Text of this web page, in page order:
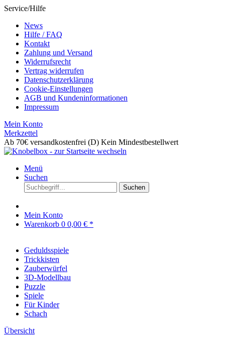
Service/Hilfe
News
Hilfe / FAQ
Kontakt
Zahlung und Versand
Widerrufsrecht
Vertrag widerrufen
Datenschutzerklärung
Cookie-Einstellungen
AGB und Kundeninformationen
Impressum
Mein Konto
Merkzettel
Ab 70€ versandkostenfrei (D) Kein Mindestbestellwert
Menü
Suchen
Suchen
Mein Konto
Warenkorb 0 0,00 € *
Geduldsspiele
Trickkisten
Zauberwürfel
3D-Modellbau
Puzzle
Spiele
Für Kinder
Schach
Übersicht